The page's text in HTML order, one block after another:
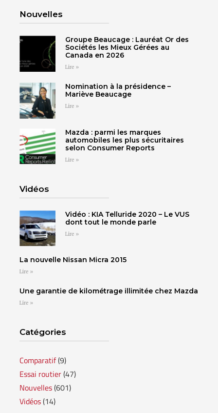
Nouvelles
Groupe Beaucage : Lauréat Or des
Sociétés les Mieux Gérées au
Canada en 2026
Lire »
Nomination à la présidence –
Mariève Beaucage
Lire »
Mazda : parmi les marques
automobiles les plus sécuritaires
selon Consumer Reports
Lire »
Vidéos
Vidéo : KIA Telluride 2020 – Le VUS
dont tout le monde parle
Lire »
La nouvelle Nissan Micra 2015
Lire »
Une garantie de kilométrage illimitée chez Mazda
Lire »
Catégories
Comparatif(9)
Essai routier(47)
Nouvelles(601)
Vidéos(14)